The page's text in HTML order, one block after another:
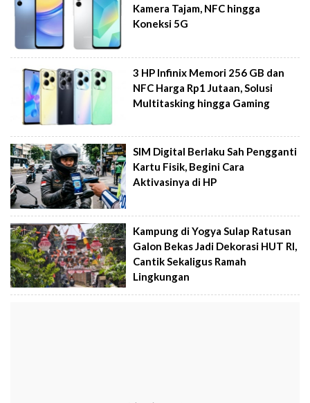
Kamera Tajam, NFC hingga
Koneksi 5G
3 HP Infinix Memori 256 GB dan
NFC Harga Rp1 Jutaan, Solusi
Multitasking hingga Gaming
SIM Digital Berlaku Sah Pengganti
Kartu Fisik, Begini Cara
Aktivasinya di HP
Kampung di Yogya Sulap Ratusan
Galon Bekas Jadi Dekorasi HUT RI,
Cantik Sekaligus Ramah
Lingkungan